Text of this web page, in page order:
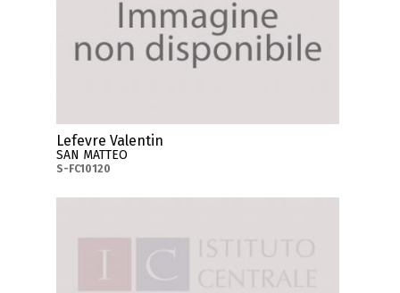
Lefevre Valentin
SAN MATTEO
S-FC10120